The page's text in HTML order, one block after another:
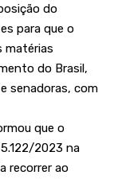
do
para que o
matérias
do Brasil,
senadoras, com
que o
2023 na
recorrer ao